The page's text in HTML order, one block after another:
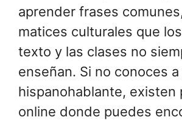
aprender frases
matices culturales que
texto y las clases no
enseñan. Si no conoces
hispanohablante, existen
online donde puedes